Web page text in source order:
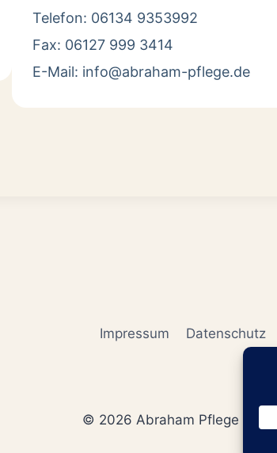
Telefon: 06134 9353992
Fax: 06127 999 3414
E-Mail: info@abraham-pflege.de
Impressum Datenschutz
© 2026 Abraham Pflege GmbH